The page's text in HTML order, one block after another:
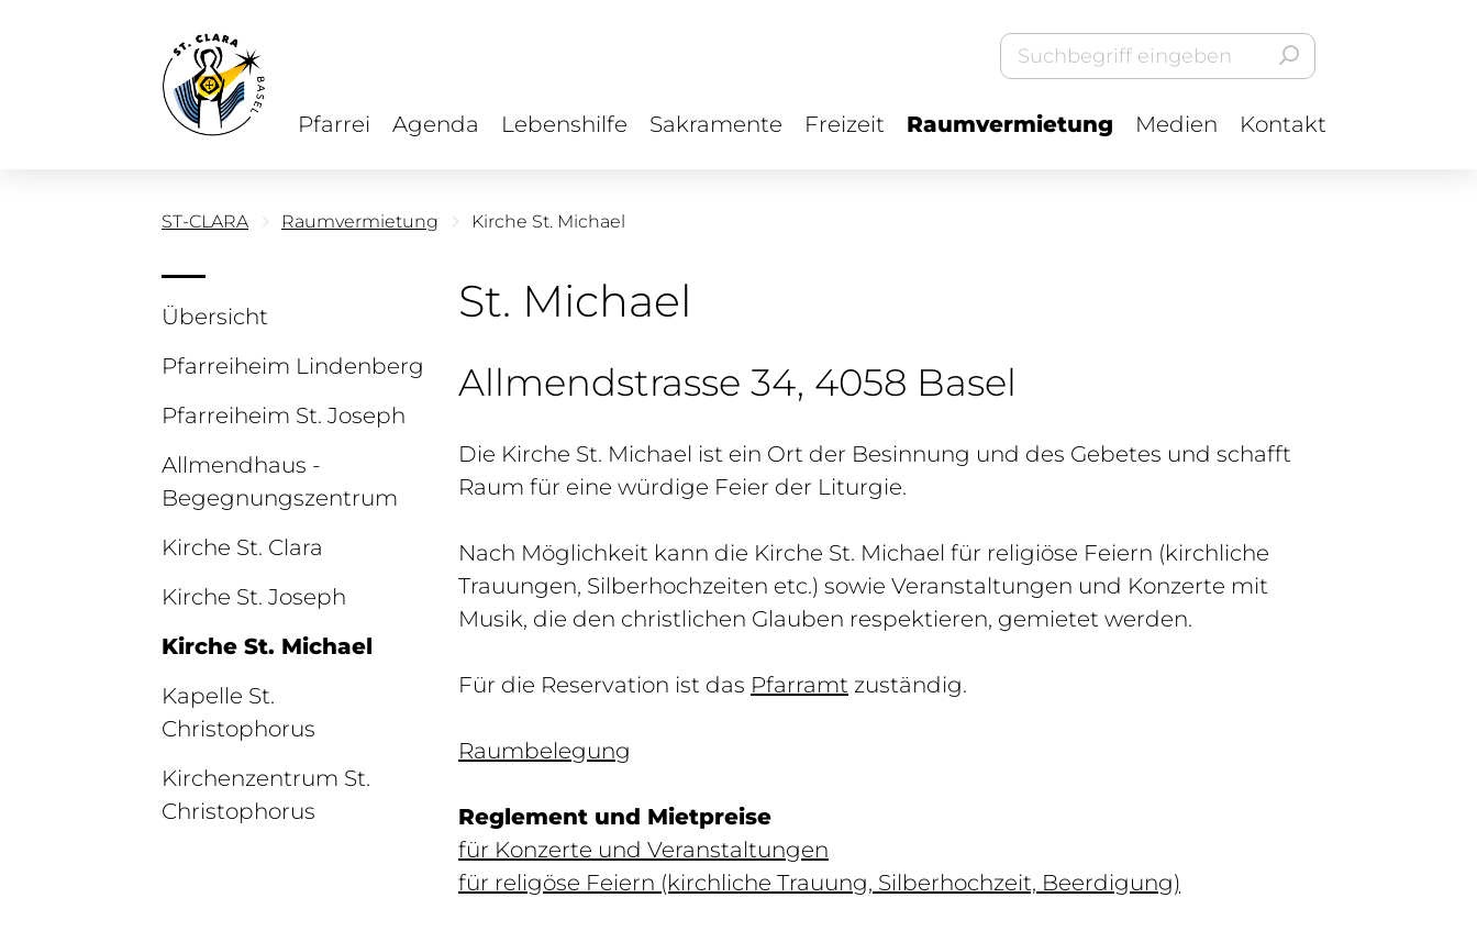
Pfarrei Agenda Lebenshilfe Sakramente Freizeit Raumvermietung Medien Kontakt
ST-CLARA Raumvermietung Kirche St. Michael
Übersicht
Pfarreiheim Lindenberg
Pfarreiheim St. Joseph
Allmendhaus -
Begegnungszentrum
Kirche St. Clara
Kirche St. Joseph
Kirche St. Michael
Kapelle St.
Christophorus
Kirchenzentrum St.
Christophorus
St. Michael
Allmendstrasse 34, 4058 Basel
Die Kirche St. Michael ist ein Ort der Besinnung und des Gebetes und schafft
Raum für eine würdige Feier der Liturgie.
Nach Möglichkeit kann die Kirche St. Michael für religiöse Feiern (kirchliche
Trauungen, Silberhochzeiten etc.) sowie Veranstaltungen und Konzerte mit
Musik, die den christlichen Glauben respektieren, gemietet werden.
Für die Reservation ist das Pfarramt zuständig.
Raumbelegung
Reglement und Mietpreise
für Konzerte und Veranstaltungen
für religöse Feiern (kirchliche Trauung, Silberhochzeit, Beerdigung)